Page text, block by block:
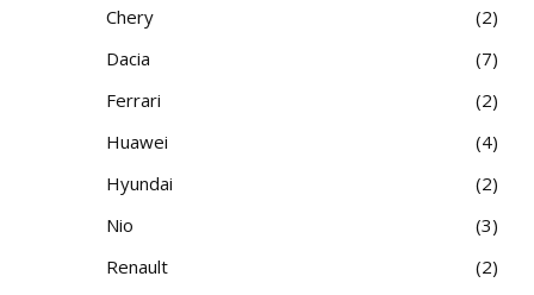
Chery
2
Dacia
7
Ferrari
2
Huawei
4
Hyundai
2
Nio
3
Renault
2